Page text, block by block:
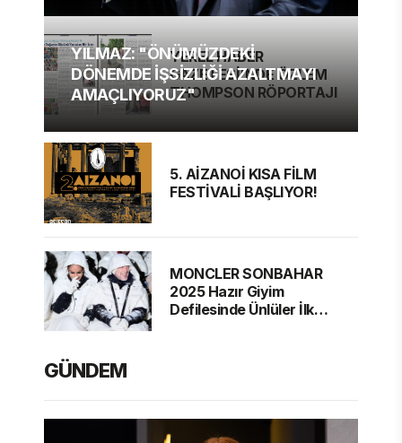
YILMAZ: "ÖNÜMÜZDEKİ
DÖNEMDE İŞSİZLİĞİ AZALTMAYI
AMAÇLIYORUZ"
YEREL HABER
GAZETESİ'NDE ÖZLEM
THOMPSON RÖPORTAJI
5. AİZANOİ KISA FİLM
FESTİVALİ BAŞLIYOR!
MONCLER SONBAHAR
2025 Hazır Giyim
Defilesinde Ünlüler İlk
GÜNDEM